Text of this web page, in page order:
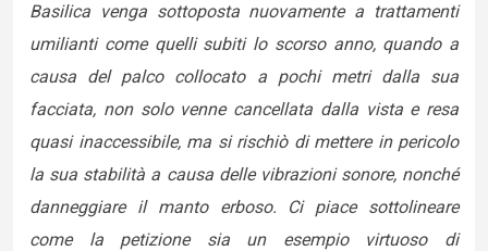
Basilica venga sottoposta nuovamente a trattamenti
umilianti come quelli subiti lo scorso anno, quando a
causa del palco collocato a pochi metri dalla sua
facciata, non solo venne cancellata dalla vista e resa
quasi inaccessibile, ma si rischiò di mettere in pericolo
la sua stabilità a causa delle vibrazioni sonore, nonché
danneggiare il manto erboso. Ci piace sottolineare
come la petizione sia un esempio virtuoso di